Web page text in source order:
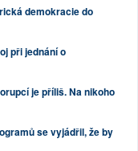
demokracie do
při jednání o
je příliš. Na nikoho
se vyjádřil, že by